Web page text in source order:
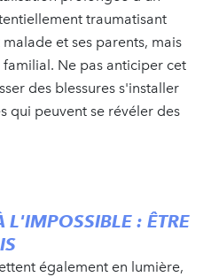
traumatisant
et ses parents, mais
Ne pas anticiper cet
des blessures s'installer
qui peuvent se révéler des
L'IMPOSSIBLE : ÊTRE
également en lumière,